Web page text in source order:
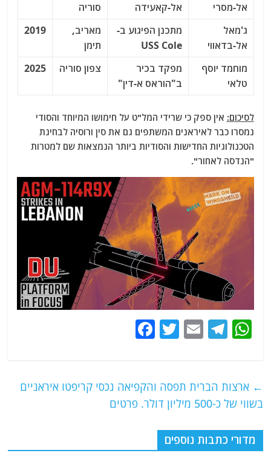
אל-מסרי
אל-קאעידה
סוריה
ג'מאל
אל-בדאווי
מתכנן הפיגוע ב-
USS Cole
מאריב,
תימן
2019
מוחמד יוסף
טלאי
מפקד בכיר
ב"הוראס א-דין"
צפון סוריה 2025
לסיכום: אין ספק כי שרידי המל"ט על חימושו המיוחד והסודי
נמסרו כבר לאיראנים המשתפים גם את סין ורוסיה לבחינת
הטכנולוגיות החדישות והסודיות ביותר הנמצאות שם למטרות
"הנדסה לאחור".
W
s
A
p
p
T
g
ra
m
E
l
T
er
e
b
o
← ארצות הברית תפסה והקפיאה נכסי קריפטו איראניים
בשווי של כ-500 מיליון דולר. פרטים
מדורי כתבות נוספים